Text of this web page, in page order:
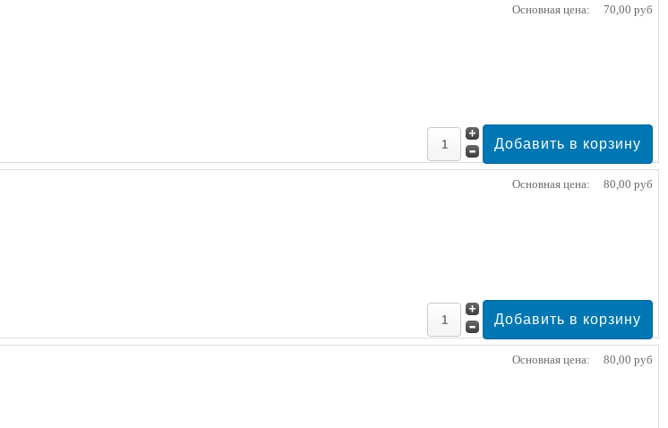
Основная цена: 70,00 руб
Основная цена: 80,00 руб
Основная цена: 80,00 руб